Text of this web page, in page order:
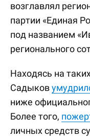
возглавлял
партии «Единая
под названием
регионального
Находясь на
Садыков
ниже
Более того,
личных средств